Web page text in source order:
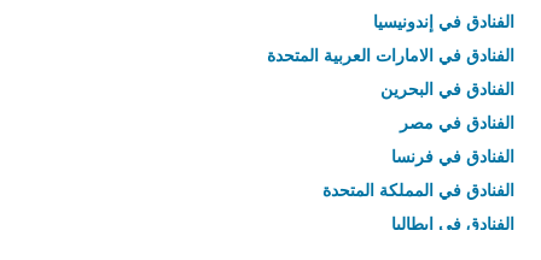
الفنادق في إندونيسيا
الفنادق في الامارات العربية المتحدة
الفنادق في البحرين
الفنادق في مصر
الفنادق في فرنسا
الفنادق في المملكة المتحدة
الفنادق في إيطاليا